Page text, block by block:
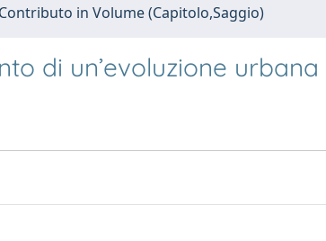
in Volume (Capitolo,Saggio)
di un’evoluzione urbana